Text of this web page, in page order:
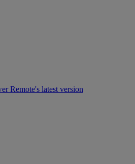
Remote's latest version